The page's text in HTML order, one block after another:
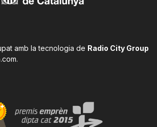
amb la tecnologia de Radio City Group
.